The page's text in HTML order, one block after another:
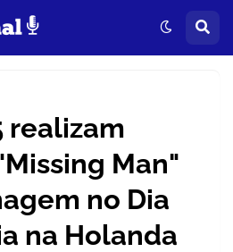
realizam
Man"
no Dia
na Holanda